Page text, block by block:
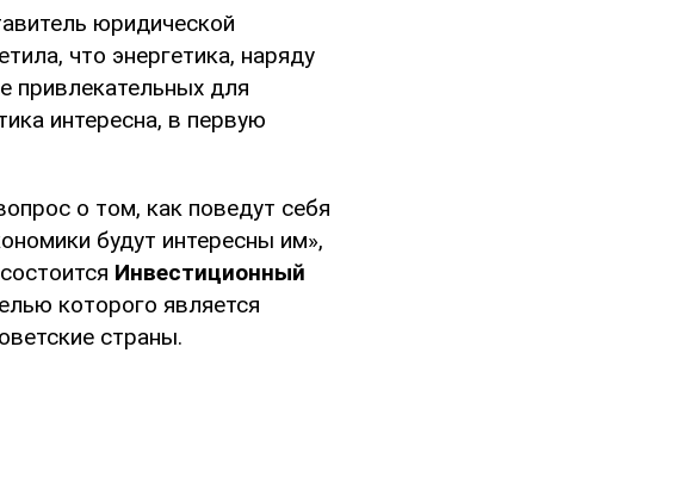
юридической
что энергетика, наряду
привлекательных для
интересна, в первую
о том, как поведут себя
будут интересны им»,
Инвестиционный
которого является
страны.